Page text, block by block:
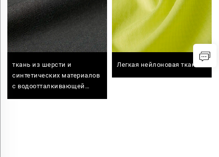
ткань из шерсти и
синтетических материалов
с водоотталкивающей
Легкая нейлоновая ткань